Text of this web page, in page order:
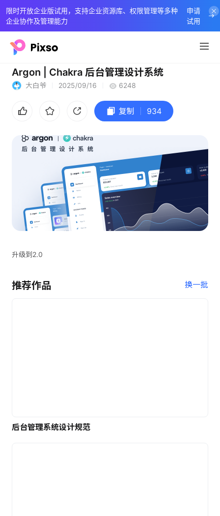
限时开放企业版试用，支持企业资源库、权限管理等多种
企业协作及管理能力
申请
试用
Argon | Chakra 后台管理设计系统
大白爷 2025/09/16 6248
复制 934
升级到2.0
推荐作品 换一批
后台管理系统设计规范